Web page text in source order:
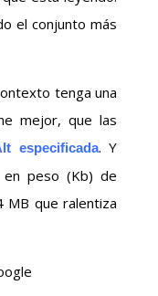
el conjunto más
tenga una
mejor, que las
especificada. Y
peso (Kb) de
MB que ralentiza